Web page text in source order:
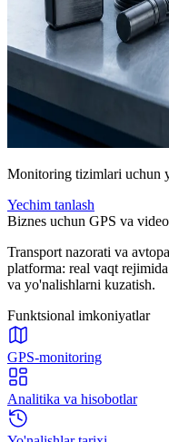
Monitoring tizimlari uchun
Yechim tanlash
Biznes uchun GPS va
Transport nazorati va
platforma: real vaqt
va yo'nalishlarni kuzatish.
Funktsional imkoniyatlar
GPS-monitoring
Analitika va hisobotlar